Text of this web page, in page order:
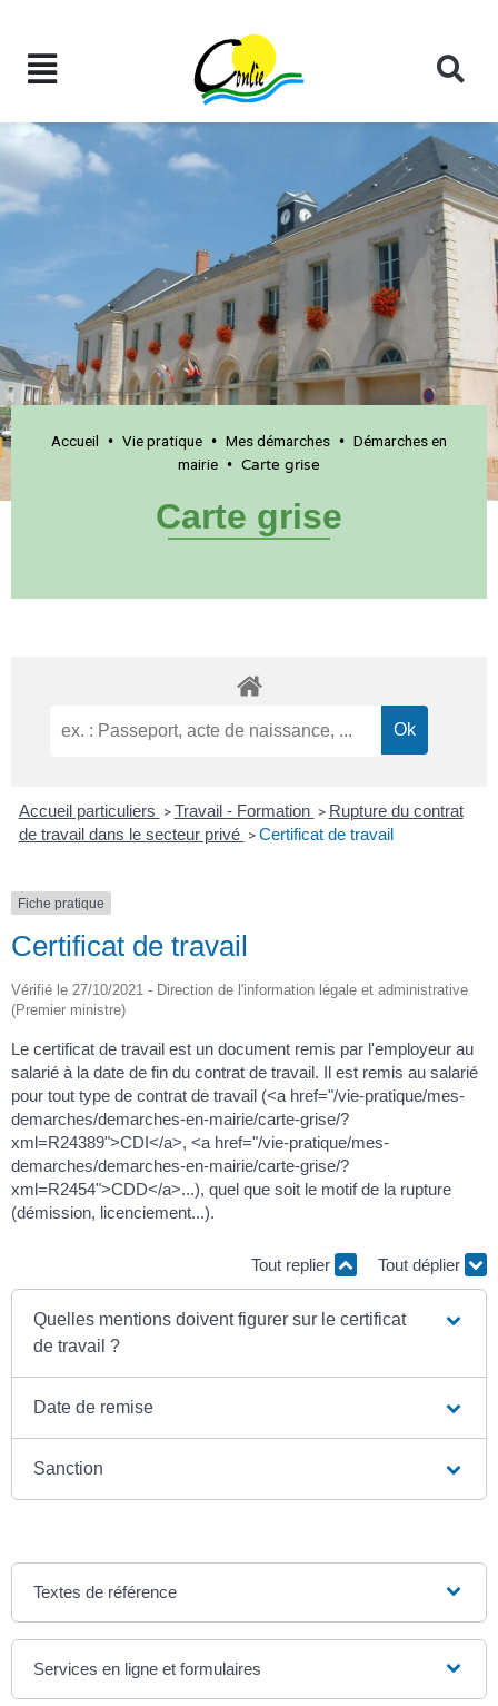
Accueil • Vie pratique • Mes démarches • Démarches en
mairie • Carte grise
Carte grise
Accueil particuliers > Travail - Formation > Rupture du contrat
de travail dans le secteur privé > Certificat de travail
Fiche pratique
Certificat de travail
Vérifié le 27/10/2021 - Direction de l'information légale et administrative
(Premier ministre)
Le certificat de travail est un document remis par l'employeur au
salarié à la date de fin du contrat de travail. Il est remis au salarié
pour tout type de contrat de travail (<a href="/vie-pratique/mes-
demarches/demarches-en-mairie/carte-grise/?
xml=R24389">CDI</a>, <a href="/vie-pratique/mes-
demarches/demarches-en-mairie/carte-grise/?
xml=R2454">CDD</a>...), quel que soit le motif de la rupture
(démission, licenciement...).
Tout replier Tout déplier
Quelles mentions doivent figurer sur le certificat
de travail ?
Date de remise
Sanction
Textes de référence
Services en ligne et formulaires